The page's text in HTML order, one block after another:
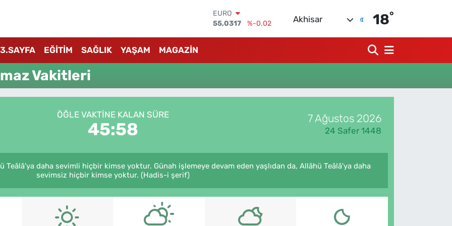
EURO
55,0317
%-0.02
6510.40
%0.45
Akhisar 18°
3.SAYFA EĞİTİM SAĞLIK YAŞAM MAGAZİN
Vakitleri
ÖĞLE VAKTINE KALAN SÜRE
45:58
7 Ağustos 2026
24 Safer 1448
Teâlâ'ya daha sevimli hiçbir kimse yoktur. Günah işlemeye devam eden yaşlıdan da, Allâhü Teâlâ'ya daha
sevimsiz hiçbir kimse yoktur. (Hadis-i şerif)